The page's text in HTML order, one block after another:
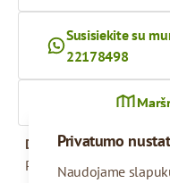
Privatumo
Naudojame
Susisiekite su
22178498
Darbo valandos
Pirmadienis –